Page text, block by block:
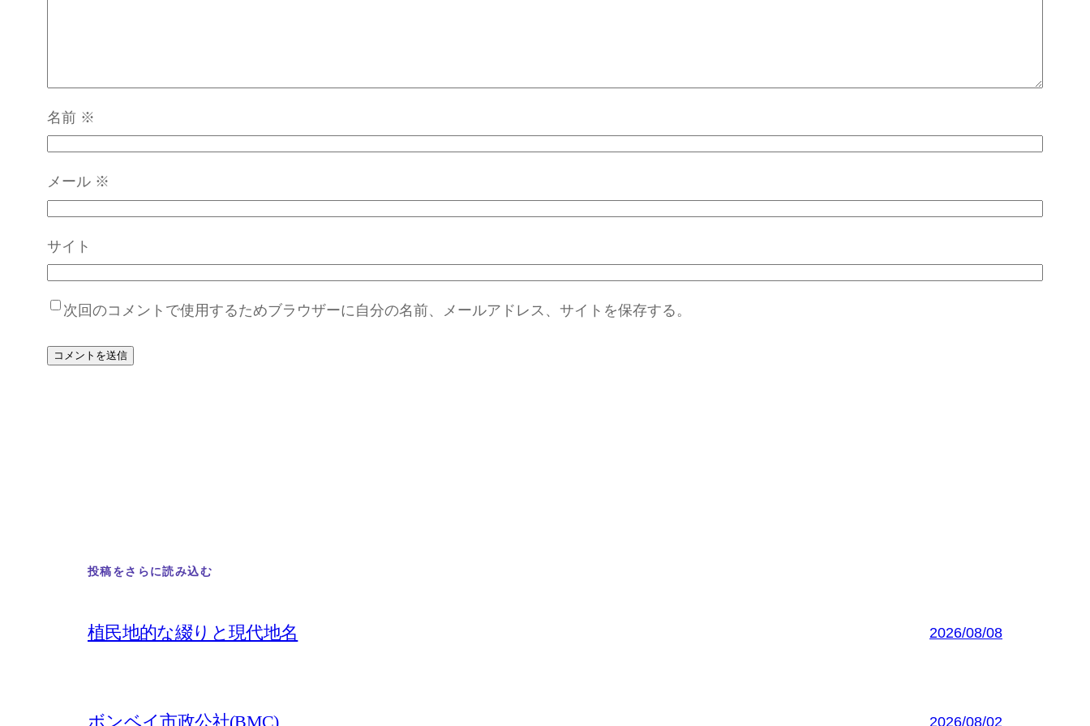
名前 ※
メール ※
サイト
次回のコメントで使用するためブラウザーに自分の名前、メールアドレス、サイトを保存する。
投稿をさらに読み込む
植民地的な綴りと現代地名 2026/08/08
ボンベイ市政公社(BMC) 2026/08/02